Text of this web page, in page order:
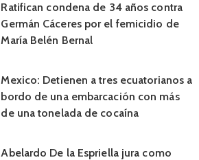
Ratifican condena de 34 años contra
Germán Cáceres por el femicidio de
María Belén Bernal
Mexico: Detienen a tres ecuatorianos a
bordo de una embarcación con más
de una tonelada de cocaína
Abelardo De la Espriella jura como